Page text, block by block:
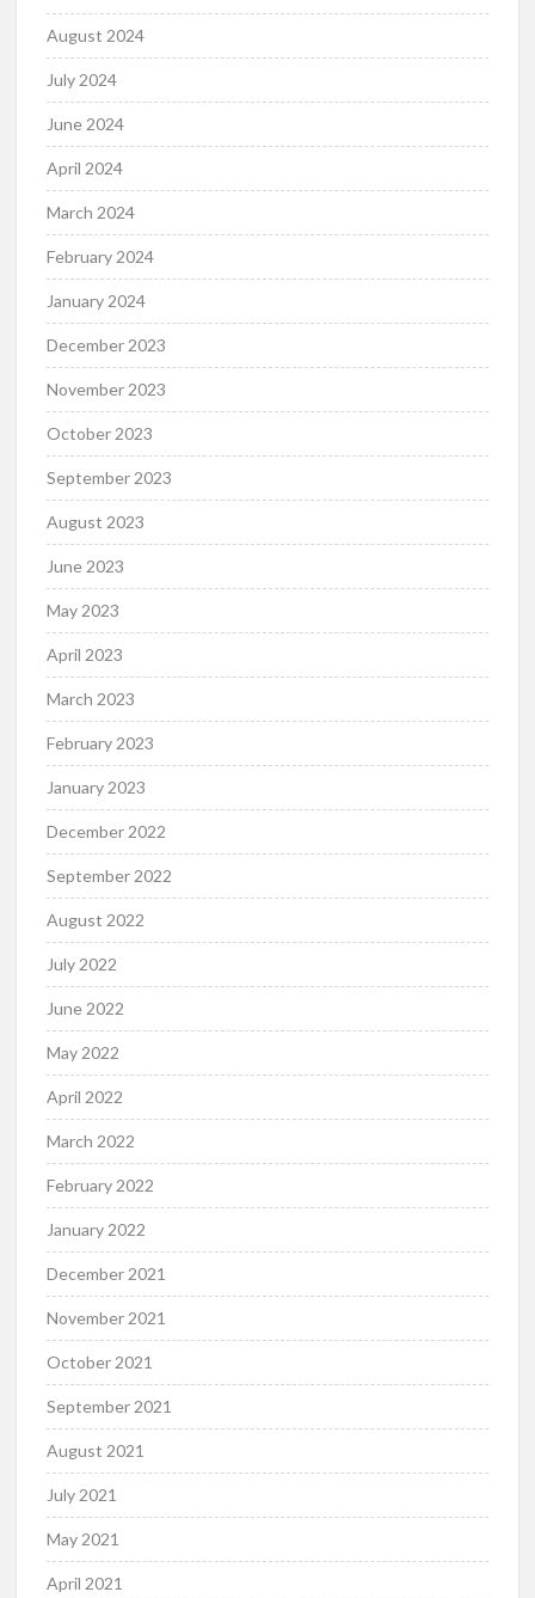
August 2024
July 2024
June 2024
April 2024
March 2024
February 2024
January 2024
December 2023
November 2023
October 2023
September 2023
August 2023
June 2023
May 2023
April 2023
March 2023
February 2023
January 2023
December 2022
September 2022
August 2022
July 2022
June 2022
May 2022
April 2022
March 2022
February 2022
January 2022
December 2021
November 2021
October 2021
September 2021
August 2021
July 2021
May 2021
April 2021